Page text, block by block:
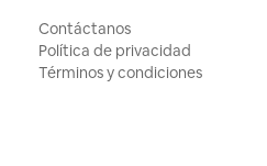
Contáctanos
Política de privacidad
Términos y condiciones